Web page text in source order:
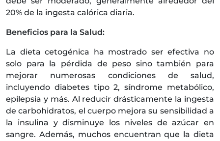
20% de la ingesta calórica diaria.
Beneficios para la Salud:
La dieta cetogénica ha mostrado ser efectiva no
solo para la pérdida de peso sino también para
mejorar numerosas condiciones de salud,
incluyendo diabetes tipo 2, síndrome metabólico,
epilepsia y más. Al reducir drásticamente la ingesta
de carbohidratos, el cuerpo mejora su sensibilidad a
la insulina y disminuye los niveles de azúcar en
sangre. Además, muchos encuentran que la dieta